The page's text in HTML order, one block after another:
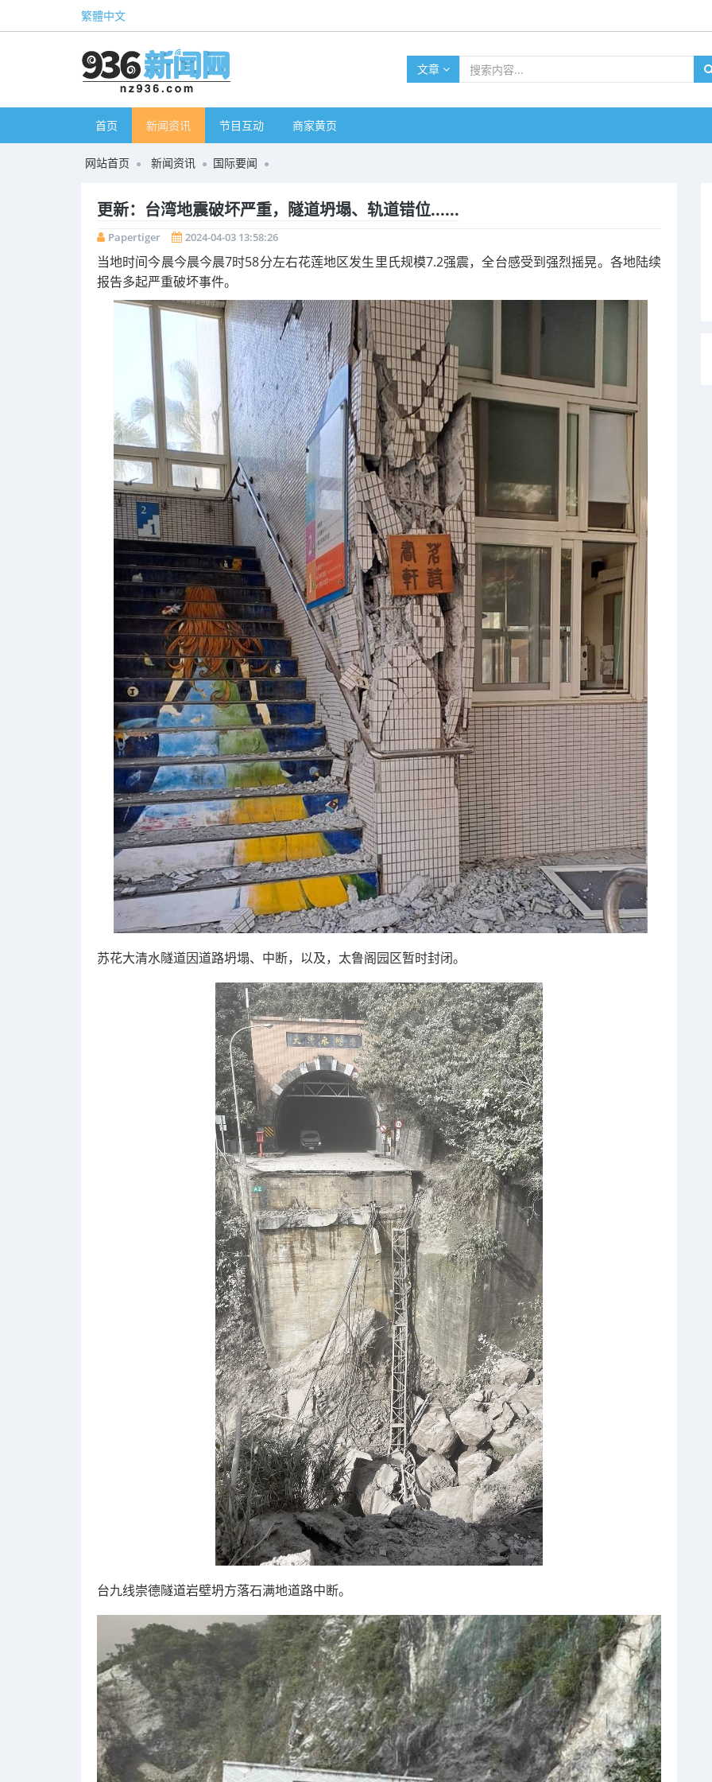
繁體中文
文章
首页 新闻资讯 节目互动 商家黄页
网站首页 新闻资讯 国际要闻
更新：台湾地震破坏严重，隧道坍塌、轨道错位......
Papertiger 2024-04-03 13:58:26
当地时间今晨今晨今晨7时58分左右花莲地区发生里氏规模7.2强震，全台感受到强烈摇晃。各地陆续
报告多起严重破坏事件。
苏花大清水隧道因道路坍塌、中断，以及，太鲁阁园区暂时封闭。
台九线崇德隧道岩壁坍方落石满地道路中断。